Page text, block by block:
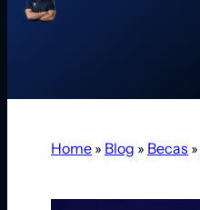
Home » Blog » Becas »